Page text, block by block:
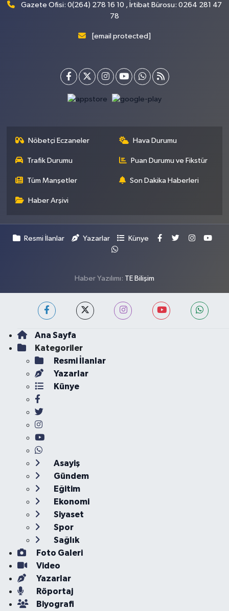
Gazete Ofisi: 0(264) 278 16 10 , İrtibat Bürosu: 0264 281 47
78
[email protected]
Nöbetçi Eczaneler Hava Durumu
Trafik Durumu Puan Durumu ve Fikstür
Tüm Manşetler Son Dakika Haberleri
Haber Arşivi
Resmi İlanlar Yazarlar Künye
Haber Yazılımı: TE Bilişim
Ana Sayfa
Kategoriler
Resmi İlanlar
Yazarlar
Künye
Asayiş
Gündem
Eğitim
Ekonomi
Siyaset
Spor
Sağlık
Foto Galeri
Video
Yazarlar
Röportaj
Biyografi